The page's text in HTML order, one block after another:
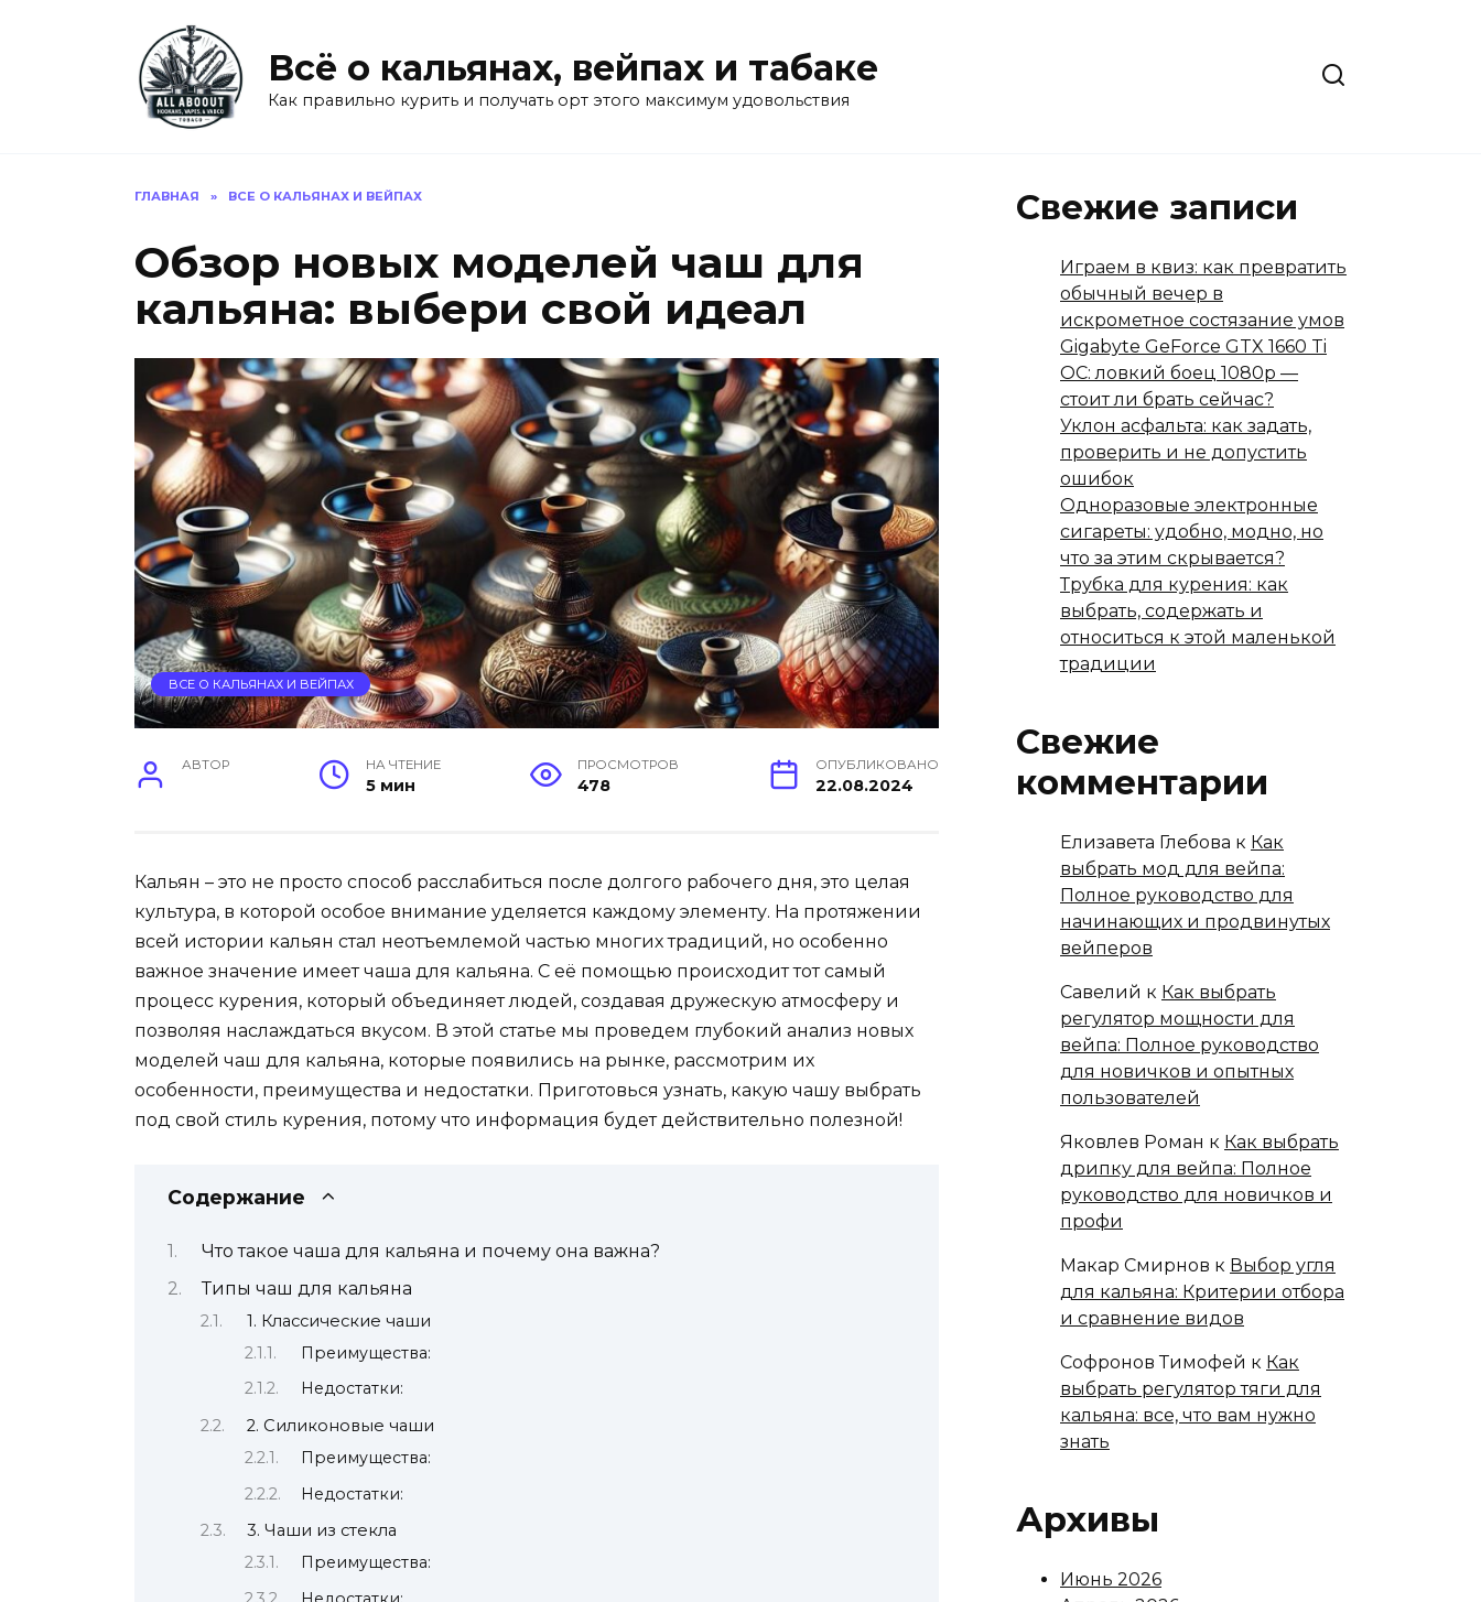
Всё о кальянах, вейпах и табаке
Как правильно курить и получать орт этого максимум удовольствия
ГЛАВНАЯ » ВСЕ О КАЛЬЯНАХ И ВЕЙПАХ
Обзор новых моделей чаш для
кальяна: выбери свой идеал
ВСЕ О КАЛЬЯНАХ И ВЕЙПАХ
АВТОР НА ЧТЕНИЕ
5 мин
ПРОСМОТРОВ
478
ОПУБЛИКОВАНО
22.08.2024
Кальян – это не просто способ расслабиться после долгого рабочего дня, это целая
культура, в которой особое внимание уделяется каждому элементу. На протяжении
всей истории кальян стал неотъемлемой частью многих традиций, но особенно
важное значение имеет чаша для кальяна. С её помощью происходит тот самый
процесс курения, который объединяет людей, создавая дружескую атмосферу и
позволяя наслаждаться вкусом. В этой статье мы проведем глубокий анализ новых
моделей чаш для кальяна, которые появились на рынке, рассмотрим их
особенности, преимущества и недостатки. Приготовься узнать, какую чашу выбрать
под свой стиль курения, потому что информация будет действительно полезной!
Содержание
Что такое чаша для кальяна и почему она важна?
Типы чаш для кальяна
1. Классические чаши
Преимущества:
Недостатки:
2. Силиконовые чаши
Преимущества:
Недостатки:
3. Чаши из стекла
Преимущества:
Свежие записи
Играем в квиз: как превратить
обычный вечер в
искрометное состязание умов
Gigabyte GeForce GTX 1660 Ti
OC: ловкий боец 1080p —
стоит ли брать сейчас?
Уклон асфальта: как задать,
проверить и не допустить
ошибок
Одноразовые электронные
сигареты: удобно, модно, но
что за этим скрывается?
Трубка для курения: как
выбрать, содержать и
относиться к этой маленькой
традиции
Свежие
комментарии
Елизавета Глебова к Как
выбрать мод для вейпа:
Полное руководство для
начинающих и продвинутых
вейперов
Савелий к Как выбрать
регулятор мощности для
вейпа: Полное руководство
для новичков и опытных
пользователей
Яковлев Роман к Как выбрать
дрипку для вейпа: Полное
руководство для новичков и
профи
Макар Смирнов к Выбор угля
для кальяна: Критерии отбора
и сравнение видов
Софронов Тимофей к Как
выбрать регулятор тяги для
кальяна: все, что вам нужно
знать
Архивы
Июнь 2026